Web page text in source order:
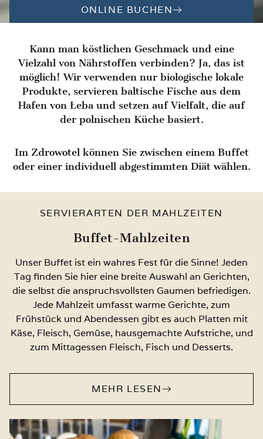
ONLINE BUCHEN
Kann man köstlichen Geschmack und eine
Vielzahl von Nährstoffen verbinden? Ja, das ist
möglich! Wir verwenden nur biologische lokale
Produkte, servieren baltische Fische aus dem
Hafen von Łeba und setzen auf Vielfalt, die auf
der polnischen Küche basiert.
Im Zdrowotel können Sie zwischen einem Buffet
oder einer individuell abgestimmten Diät wählen.
SERVIERARTEN DER MAHLZEITEN
Buffet-Mahlzeiten
Unser Buffet ist ein wahres Fest für die Sinne! Jeden
Tag finden Sie hier eine breite Auswahl an Gerichten,
die selbst die anspruchsvollsten Gaumen befriedigen.
Jede Mahlzeit umfasst warme Gerichte, zum
Frühstück und Abendessen gibt es auch Platten mit
Käse, Fleisch, Gemüse, hausgemachte Aufstriche, und
zum Mittagessen Fleisch, Fisch und Desserts.
MEHR LESEN